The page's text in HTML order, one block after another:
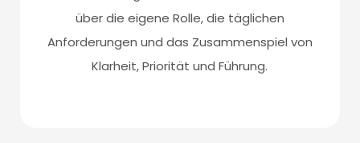
über die eigene Rolle, die täglichen
Anforderungen und das Zusammenspiel von
Klarheit, Priorität und Führung.